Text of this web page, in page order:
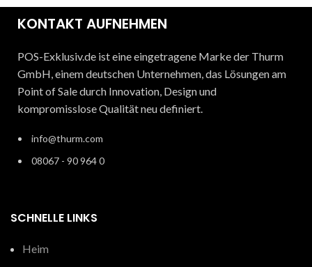
KONTAKT AUFNEHMEN
POS-Exklusiv.de ist eine eingetragene Marke der Thurm
GmbH, einem deutschen Unternehmen, das Lösungen am
Point of Sale durch Innovation, Design und
kompromisslose Qualität neu definiert.
info@thurm.com
08067 - 90 964 0
SCHNELLE LINKS
Heim